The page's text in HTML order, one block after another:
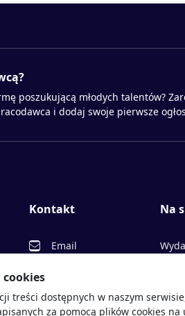
poszukującą młodych talentów?
i dodaj swoje pierwsze
Kontakt
Email
Twitter
Na
treści dostępnych w naszym
za pomocą plików cookies